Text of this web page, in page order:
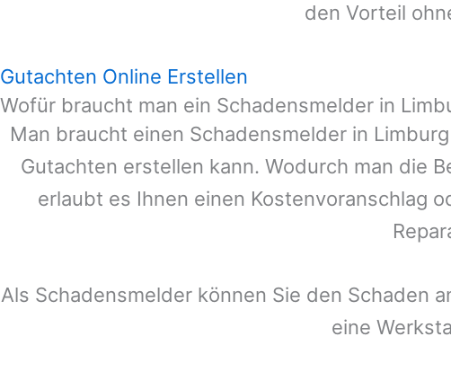
den Vorteil
Gutachten Online Erstellen
Wofür braucht man ein Schadensmelder in
Man braucht einen Schadensmelder in Limburg
Gutachten erstellen kann. Wodurch man die
erlaubt es Ihnen einen Kostenvoranschlag
Als Schadensmelder können Sie den Schaden
eine